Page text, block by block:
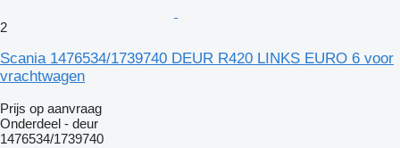
2
Scania 1476534/1739740 DEUR R420 LINKS EURO 6 voor
vrachtwagen
Prijs op aanvraag
Onderdeel - deur
1476534/1739740